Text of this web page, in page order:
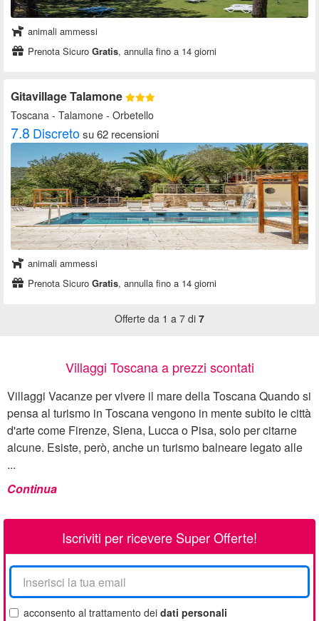
animali ammessi
Prenota Sicuro Gratis, annulla fino a 14 giorni
Gitavillage Talamone
Toscana - Talamone - Orbetello
7.8 Discretosu 62 recensioni
animali ammessi
Prenota Sicuro Gratis, annulla fino a 14 giorni
Offerte da 1 a 7 di 7
Villaggi Toscana a prezzi scontati
Villaggi Vacanze per vivere il mare della Toscana Quando si
pensa al turismo in Toscana vengono in mente subito le città
d'arte come Firenze, Siena, Lucca o Pisa, solo per citarne
alcune. Esiste, però, anche un turismo balneare legato alle
...
Continua
Iscriviti per ricevere Super Offerte!
La
tua
email
acconsento al trattamento dei dati personali